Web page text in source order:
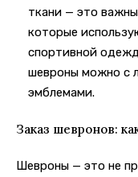
ткани — это
которые
спортивной
шевроны можно с
эмблемами.
Заказ шевронов:
Шевроны — это не